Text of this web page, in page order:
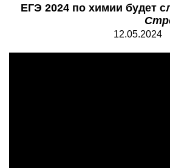
ЕГЭ 2024 по химии будет